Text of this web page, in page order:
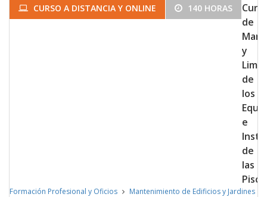
CURSO A DISTANCIA Y ONLINE 140 HORAS
de
y
de
los
e
de
las
Formación Profesional y Oficios Mantenimiento de Edificios y Jardines